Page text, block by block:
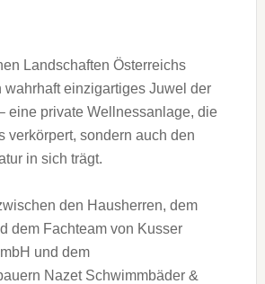
Landschaften Österreichs
wahrhaft einzigartiges Juwel der
eine private Wellnessanlage, die
verkörpert, sondern auch den
in sich trägt.
den Hausherren, dem
dem Fachteam von Kusser
und dem
Nazet Schwimmbäder &